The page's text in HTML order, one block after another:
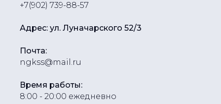
+7(902) 739-88-57
Адрес: ул. Луначарского 52/3
Почта:
ngkss@mail.ru
Время работы:
8:00 - 20:00 ежедневно